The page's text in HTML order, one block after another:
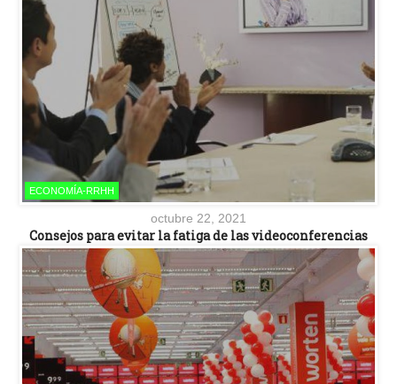
ECONOMÍA-RRHH
octubre 22, 2021
Consejos para evitar la fatiga de las videoconferencias